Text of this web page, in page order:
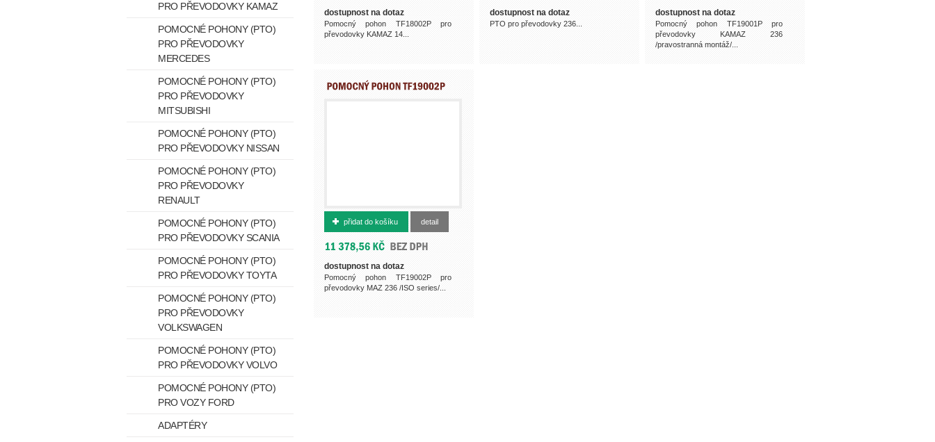
dostupnost na dotaz
Pomocný pohon TF18002P pro
převodovky KAMAZ 14...
dostupnost na dotaz
PTO pro převodovky 236...
dostupnost na dotaz
Pomocný pohon TF19001P pro
převodovky KAMAZ 236
/pravostranná montáž/...
500013012
přidat do košíku detail
dostupnost na dotaz
Pomocný pohon TF19002P pro
převodovky MAZ 236 /ISO series/...
PRO PŘEVODOVKY KAMAZ
POMOCNÉ POHONY (PTO)
PRO PŘEVODOVKY
MERCEDES
POMOCNÉ POHONY (PTO)
PRO PŘEVODOVKY
MITSUBISHI
POMOCNÉ POHONY (PTO)
PRO PŘEVODOVKY NISSAN
POMOCNÉ POHONY (PTO)
PRO PŘEVODOVKY
RENAULT
POMOCNÉ POHONY (PTO)
PRO PŘEVODOVKY SCANIA
POMOCNÉ POHONY (PTO)
PRO PŘEVODOVKY TOYTA
POMOCNÉ POHONY (PTO)
PRO PŘEVODOVKY
VOLKSWAGEN
POMOCNÉ POHONY (PTO)
PRO PŘEVODOVKY VOLVO
POMOCNÉ POHONY (PTO)
PRO VOZY FORD
ADAPTÉRY